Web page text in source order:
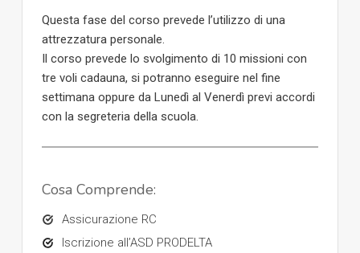
Questa fase del corso prevede lʼutilizzo di una
attrezzatura personale.
Il corso prevede lo svolgimento di 10 missioni con
tre voli cadauna, si potranno eseguire nel fine
settimana oppure da Lunedì al Venerdì previ accordi
con la segreteria della scuola.
Cosa Comprende:
Assicurazione RC
Iscrizione all’ASD PRODELTA